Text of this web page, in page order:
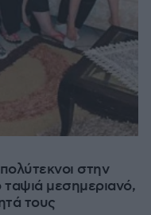
στην
μεσημεριανό,
τους